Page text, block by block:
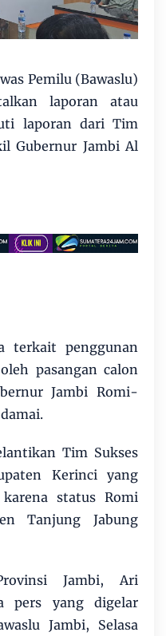
Pemilu (Bawaslu)
laporan atau
laporan dari Tim
Gubernur Jambi Al
terkait penggunan
pasangan calon
Jambi Romi-
Tim Sukses
Kerinci yang
status Romi
Tanjung Jabung
Jambi, Ari
pers yang digelar
Jambi, Selasa